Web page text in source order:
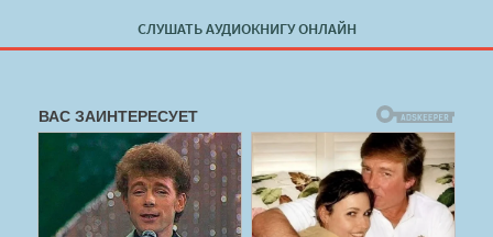
СЛУШАТЬ АУДИОКНИГУ ОНЛАЙН